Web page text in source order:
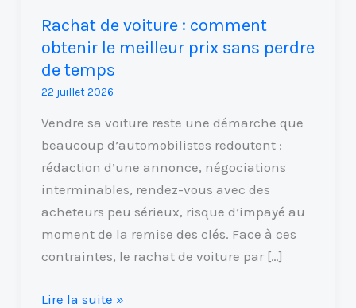
Rachat de voiture : comment
obtenir le meilleur prix sans perdre
de temps
22 juillet 2026
Vendre sa voiture reste une démarche que
beaucoup d’automobilistes redoutent :
rédaction d’une annonce, négociations
interminables, rendez-vous avec des
acheteurs peu sérieux, risque d’impayé au
moment de la remise des clés. Face à ces
contraintes, le rachat de voiture par […]
perdre
de
temps
Lire la suite »